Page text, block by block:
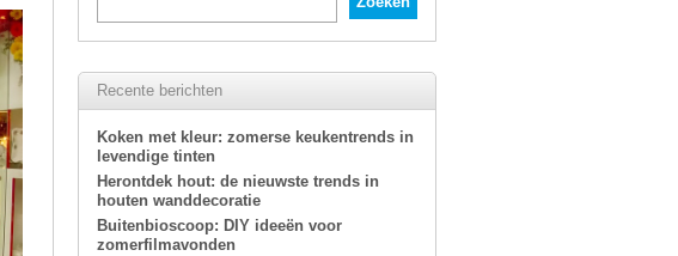
Recente berichten
Koken met kleur: zomerse keukentrends in
levendige tinten
Herontdek hout: de nieuwste trends in
houten wanddecoratie
Buitenbioscoop: DIY ideeën voor
zomerfilmavonden